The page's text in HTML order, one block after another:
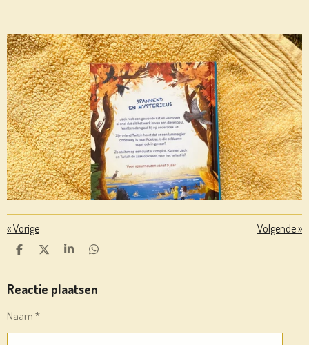
«Vorige Volgende»
D
E
N
D
L
S
R
E
D
E
N
Reactie plaatsen
Naam *